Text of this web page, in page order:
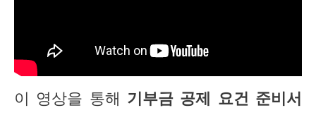
이 영상을 통해 기부금 공제 요건 준비서